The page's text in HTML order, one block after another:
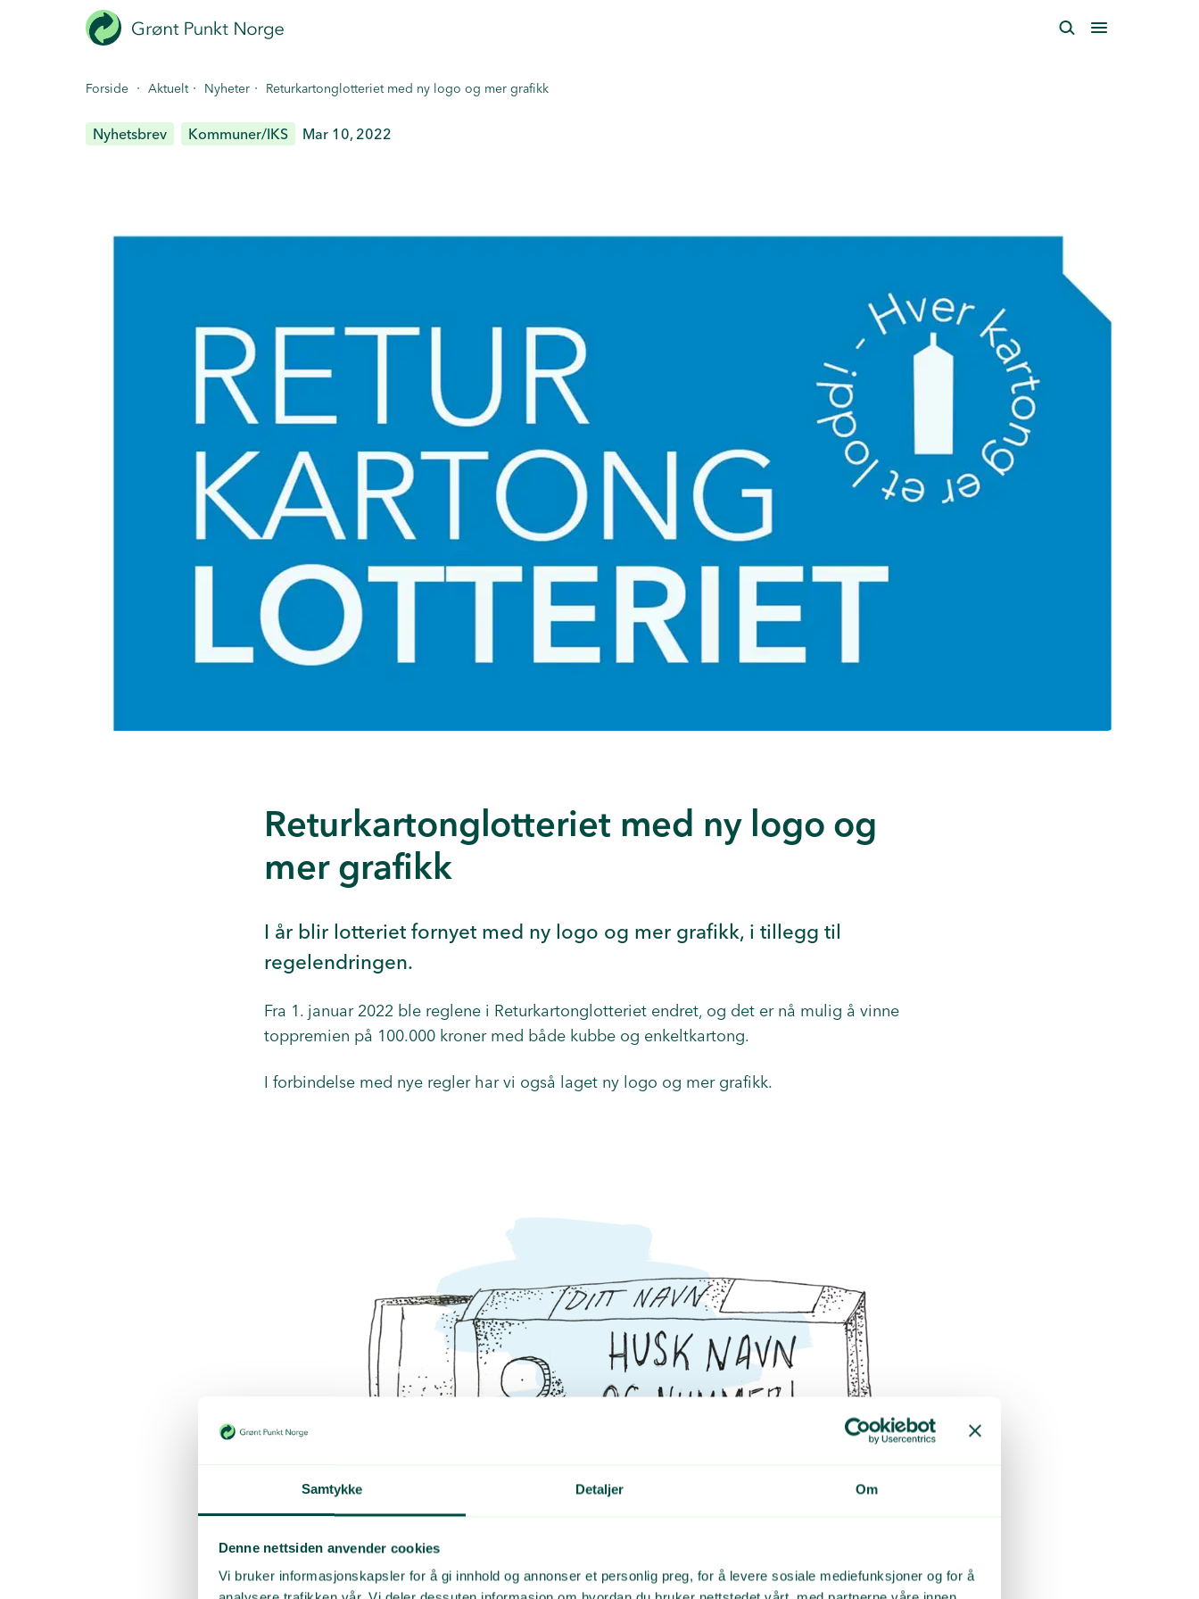
Samtykke Detaljer Om
Denne nettsiden anvender cookies
Vi bruker informasjonskapsler for å gi innhold og annonser et personlig preg, for å levere sosiale mediefunksjoner og for å
Forside · Aktuelt · Nyheter · Returkartonglotteriet med ny logo og mer grafikk
Nyhetsbrev Kommuner/IKS Mar 10, 2022
Returkartonglotteriet med ny logo og
mer grafikk
I år blir lotteriet fornyet med ny logo og mer grafikk, i tillegg til
regelendringen.
Fra 1. januar 2022 ble reglene i Returkartonglotteriet endret, og det er nå mulig å vinne
toppremien på 100.000 kroner med både kubbe og enkeltkartong.
I forbindelse med nye regler har vi også laget ny logo og mer grafikk.
Logoen og grafikkenkan lastes ned i bildebanken.